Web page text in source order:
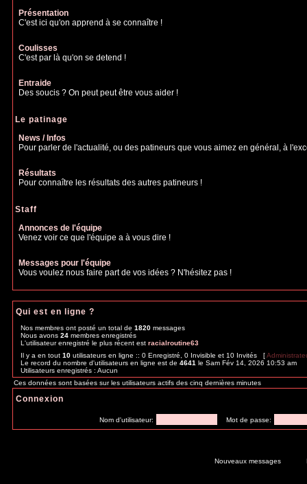
Présentation
C'est ici qu'on apprend à se connaître !
Coulisses
C'est par là qu'on se detend !
Entraide
Des soucis ? On peut peut être vous aider !
Le patinage
News / Infos
Pour parler de l'actualité, ou des patineurs que vous aimez en général, à
Résultats
Pour connaître les résultats des autres patineurs !
Staff
Annonces de l'équipe
Venez voir ce que l'équipe a à vous dire !
Messages pour l'équipe
Vous voulez nous faire part de vos idées ? N'hésitez pas !
Qui est en ligne ?
Nos membres ont posté un total de 1820 messages
Nous avons 24 membres enregistrés
L'utilisateur enregistré le plus récent est racialroutine63
Il y a en tout 10 utilisateurs en ligne :: 0 Enregistré, 0 Invisible et 10 Invités [
Le record du nombre d'utilisateurs en ligne est de 4641 le Sam Fév 14, 2026 10:53 am
Utilisateurs enregistrés : Aucun
Ces données sont basées sur les utilisateurs actifs des cinq dernières minutes
Connexion
Nom d'utilisateur: Mot de passe:
Nouveaux messages